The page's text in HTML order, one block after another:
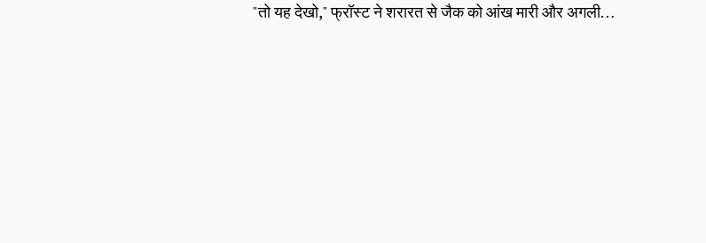
"तो यह देखो," फ्रॉस्ट ने शरारत से जैक को आंख मारी और अगली…